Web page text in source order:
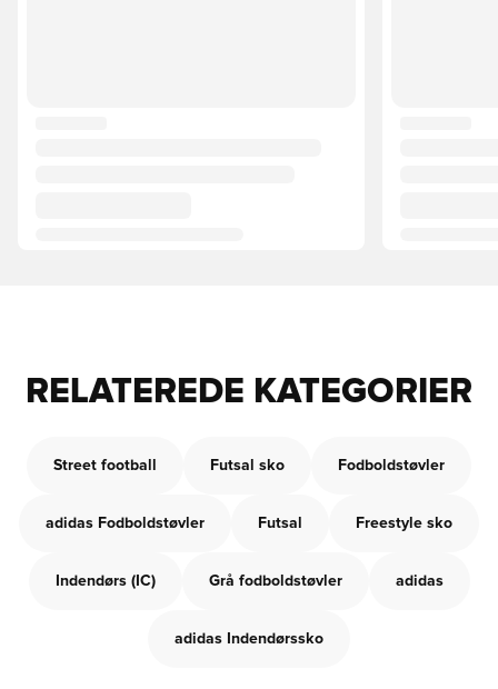
RELATEREDE KATEGORIER
Street football Futsal sko Fodboldstøvler
adidas Fodboldstøvler Futsal Freestyle sko
Indendørs (IC) Grå fodboldstøvler adidas
adidas Indendørssko